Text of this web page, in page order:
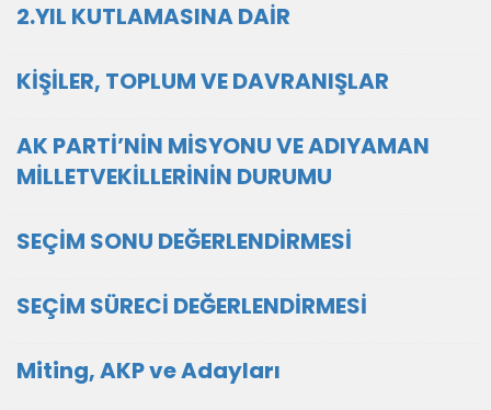
2.YIL KUTLAMASINA DAİR
KİŞİLER, TOPLUM VE DAVRANIŞLAR
AK PARTİ’NİN MİSYONU VE ADIYAMAN
MİLLETVEKİLLERİNİN DURUMU
SEÇİM SONU DEĞERLENDİRMESİ
SEÇİM SÜRECİ DEĞERLENDİRMESİ
Miting, AKP ve Adayları